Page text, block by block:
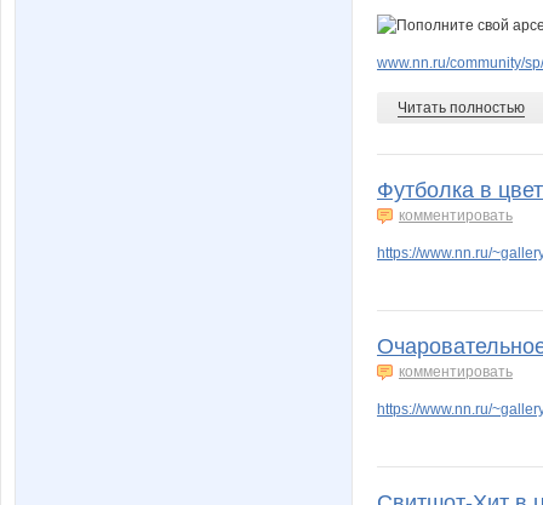
www.nn.ru/community/
Читать полностью
Футболка в
комментировать
https://www.nn.ru/
комментировать
https://www.nn.ru/